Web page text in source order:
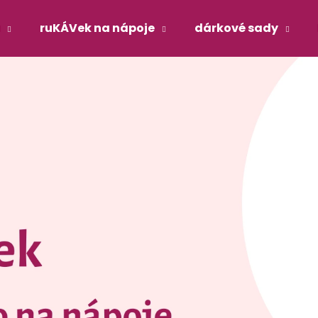
ruKÁVek na nápoje dárkové sady